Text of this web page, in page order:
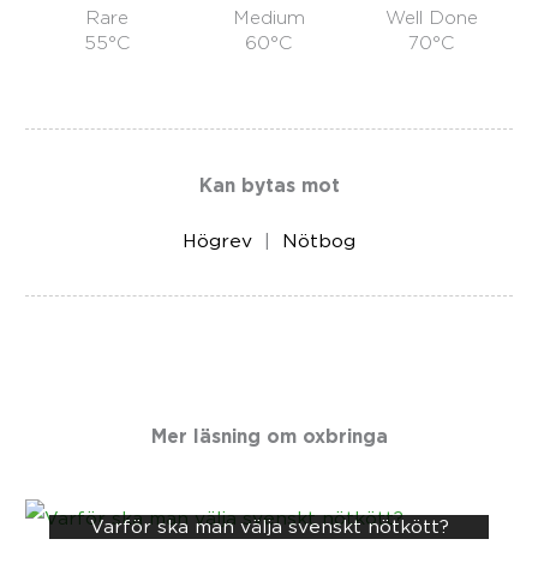
Rare
55°C
Medium
60°C
Well Done
70°C
Kan bytas mot
Högrev Nötbog
Mer läsning om oxbringa
Varför ska man välja svenskt nötkött?